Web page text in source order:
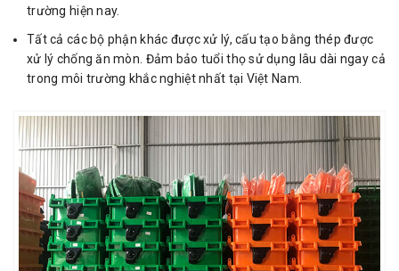
trường hiện nay.
Tất cả các bộ phận khác được xử lý, cấu tạo bằng thép được
xử lý chống ăn mòn. Đảm bảo tuổi thọ sử dụng lâu dài ngay cả
trong môi trường khắc nghiệt nhất tại Việt Nam.